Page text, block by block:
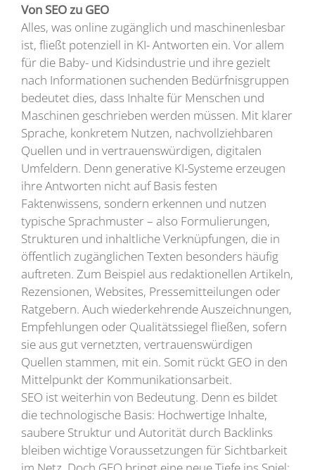
Von SEO zu GEO
Alles, was online zugänglich und maschinenlesbar
ist, fließt potenziell in KI- Antworten ein. Vor allem
für die Baby- und Kidsindustrie und ihre gezielt
nach Informationen suchenden Bedürfnisgruppen
bedeutet dies, dass Inhalte für Menschen und
Maschinen geschrieben werden müssen. Mit klarer
Sprache, konkretem Nutzen, nachvollziehbaren
Quellen und in vertrauenswürdigen, digitalen
Umfeldern. Denn generative KI-Systeme erzeugen
ihre Antworten nicht auf Basis festen
Faktenwissens, sondern erkennen und nutzen
typische Sprachmuster – also Formulierungen,
Strukturen und inhaltliche Verknüpfungen, die in
öffentlich zugänglichen Texten besonders häufig
auftreten. Zum Beispiel aus redaktionellen Artikeln,
Rezensionen, Websites, Pressemitteilungen oder
Ratgebern. Auch wiederkehrende Auszeichnungen,
Empfehlungen oder Qualitätssiegel fließen, sofern
sie aus gut vernetzten, vertrauenswürdigen
Quellen stammen, mit ein. Somit rückt GEO in den
Mittelpunkt der Kommunikationsarbeit.
SEO ist weiterhin von Bedeutung. Denn es bildet
die technologische Basis: Hochwertige Inhalte,
saubere Struktur und Autorität durch Backlinks
bleiben wichtige Voraussetzungen für Sichtbarkeit